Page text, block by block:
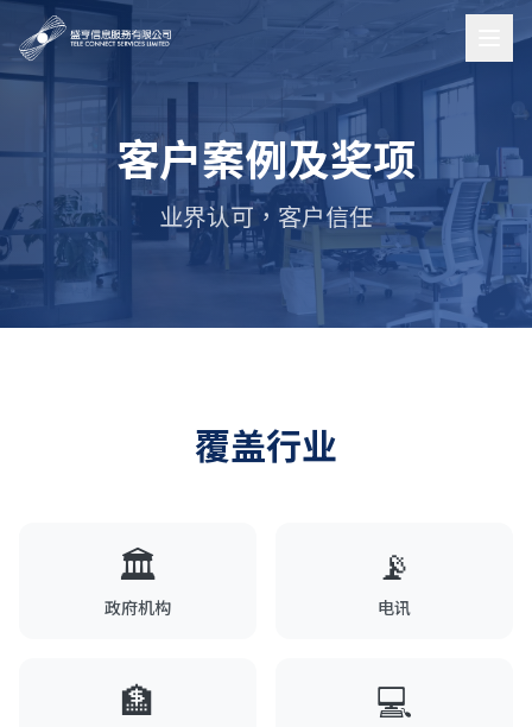
客户案例及奖项
业界认可，客户信任
覆盖行业
🏛️
政府机构
📡
电讯
🏦 💻